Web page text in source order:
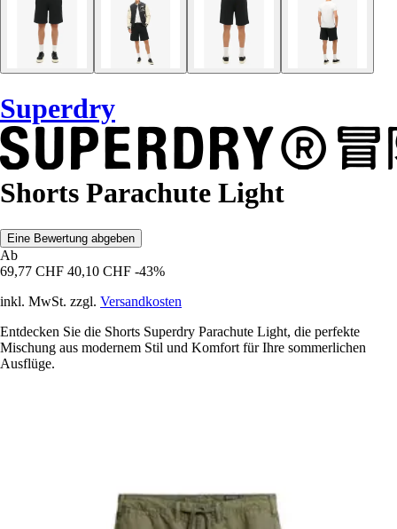
Superdry
Shorts Parachute Light
Eine Bewertung abgeben
Ab
69,77 CHF 40,10 CHF -43%
inkl. MwSt. zzgl. Versandkosten
Entdecken Sie die Shorts Superdry Parachute Light, die perfekte
Mischung aus modernem Stil und Komfort für Ihre sommerlichen
Ausflüge.